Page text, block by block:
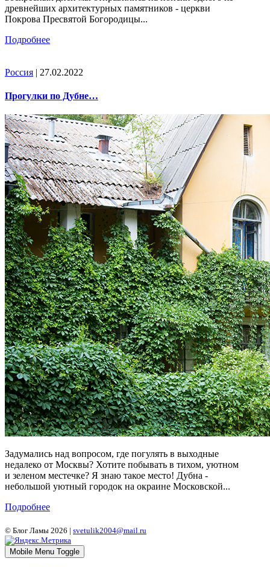
древнейших архитектурных памятников - церкви
Покрова Пресвятой Богородицы...
Подробнее
Россия | 27.02.2022
Прогулки по Дубне…
Задумались над вопросом, где погулять в выходные
недалеко от Москвы? Хотите побывать в тихом, уютном
и зеленом местечке? Я знаю такое место! Дубна -
небольшой уютный городок на окраине Московской...
Подробнее
© Блог Ламы 2026 | svetulik2004@mail.ru
Mobile Menu Toggle